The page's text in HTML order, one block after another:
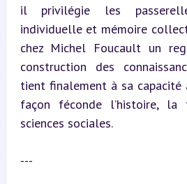
il privilégie les
individuelle et mémoire
chez Michel Foucault un
construction des
tient finalement à sa
façon féconde l’histoire,
sciences sociales.
---